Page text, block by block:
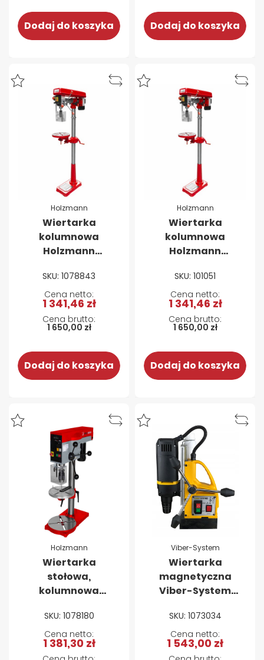
Dodaj do koszyka Dodaj do koszyka
Holzmann
Wiertarka
kolumnowa
Holzmann
SKU: 1078843
1 650,00 zł
1 341,46 zł
Dodaj do koszyka
Holzmann
Wiertarka
kolumnowa
Holzmann
SKU: 101051
1 650,00 zł
1 341,46 zł
Dodaj do koszyka
Holzmann
Wiertarka
stołowa,
kolumnowa
SB18B16VN
SKU: 1078180
1 381,30 zł
Viber-System
Wiertarka
magnetyczna
Viber-System
SKU: 1073034
1 543,00 zł